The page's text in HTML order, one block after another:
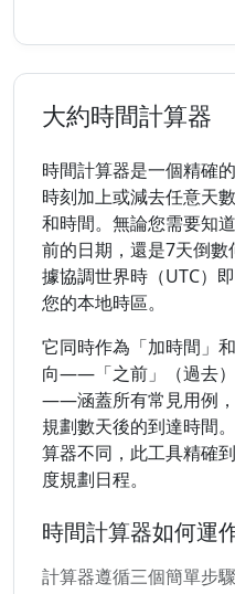
大約時間計算器
時間計算器是一個精確
時刻加上或減去任意天
和時間。無論您需要知
前的日期，還是7天倒
據協調世界時（UTC）
您的本地時區。
它同時作為「加時間」
向——「之前」（過去）
——涵蓋所有常見用例
規劃數天後的到達時間
算器不同，此工具精確
度規劃日程。
時間計算器如何運
計算器遵循三個簡單步驟